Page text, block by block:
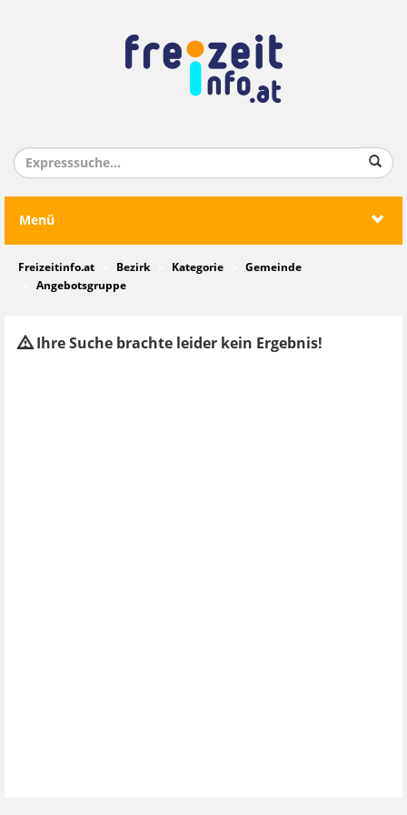
Menü
Freizeitinfo.at Bezirk Kategorie
Gemeinde
Angebotsgruppe
Ihre Suche brachte leider kein Ergebnis!